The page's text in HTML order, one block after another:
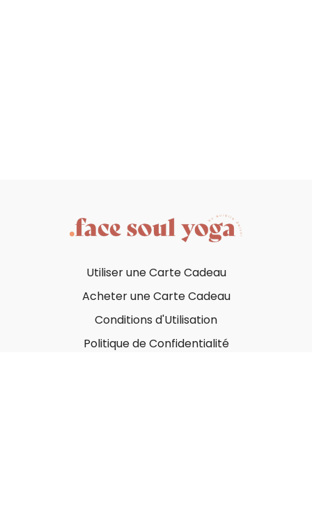
Utiliser une Carte Cadeau
Acheter une Carte Cadeau
Conditions d'Utilisation
Politique de Confidentialité